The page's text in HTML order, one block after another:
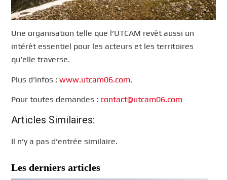
Une organisation telle que l’UTCAM revêt aussi un
intérêt essentiel pour les acteurs et les territoires
qu’elle traverse.
Plus d’infos :www.utcam06.com.
Pour toutes demandes : contact@utcam06.com
Articles Similaires:
Il n’y a pas d’entrée similaire.
Les derniers articles